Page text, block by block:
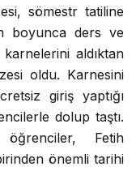
sömestr tatiline
boyunca ders ve
aldıktan
oldu. Karnesini
giriş yaptığı
dolup taştı.
Fetih
önemli tarihi